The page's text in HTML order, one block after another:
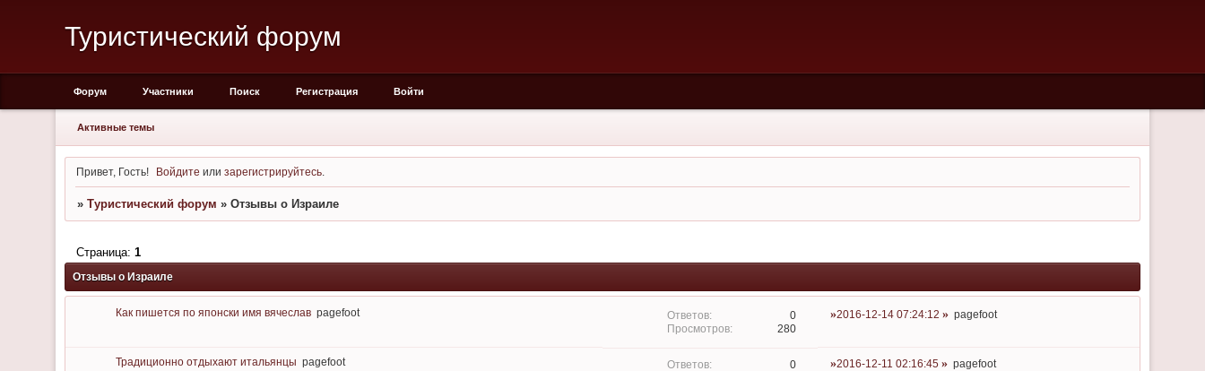
Туристический форум
Форум Участники Поиск Регистрация Войти
Активные темы
Привет, Гость! Войдите илизарегистрируйтесь
» Туристический форум » Отзывы о Израиле
Отзывы о Израиле
Страница: 1
Как пишется по японски имя вячеслав pagefoot
0
280
2016-12-14 07:24:12 pagefoot
Традиционно отдыхают итальянцы pagefoot
0
2016-12-11 02:16:45 pagefoot